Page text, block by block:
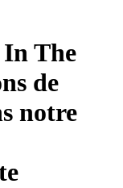
The
de
notre